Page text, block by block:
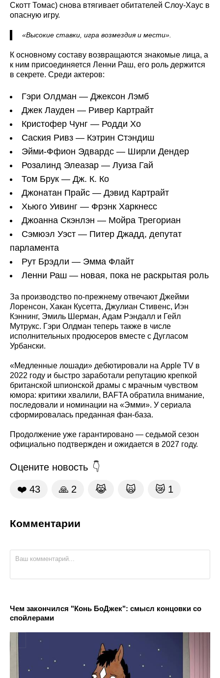
Скотт Томас) снова втягивает обитателей Слоу-Хаус в
опасную игру.
«Высокие ставки, игра возмездия и мести».
К основному составу возвращаются знакомые лица, а
к ним присоединяется Ленни Раш, его роль держится
в секрете. Среди актеров:
Гэри Олдман — Джексон Лэмб
Джек Лауден — Ривер Картрайт
Кристофер Чунг — Родди Хо
Саския Ривз — Кэтрин Стэндиш
Эйми-Ффион Эдвардс — Ширли Дендер
Розалинд Элеазар — Луиза Гай
Том Брук — Дж. К. Ко
Джонатан Прайс — Дэвид Картрайт
Хьюго Уивинг — Фрэнк Харкнесс
Джоанна Скэнлэн — Мойра Трегориан
Сэмюэл Уэст — Питер Джадд, депутат
парламента
Рут Брэдли — Эмма Флайт
Ленни Раш — новая, пока не раскрытая роль
За производство по-прежнему отвечают Джейми
Лоренсон, Хакан Кусетта, Джулиан Стивенс, Иэн
Кэннинг, Эмиль Шерман, Адам Рэндалл и Гейл
Мутрукс. Гэри Олдман теперь также в числе
исполнительных продюсеров вместе с Дугласом
Урбански.
«Медленные лошади» дебютировали на Apple TV в
2022 году и быстро заработали репутацию крепкой
британской шпионской драмы с мрачным чувством
юмора: критики хвалили, BAFTA обратила внимание,
последовали и номинации на «Эмми». У сериала
сформировалась преданная фан-база.
Продолжение уже гарантировано — седьмой сезон
официально подтвержден и ожидается в 2027 году.
Оцените новость
❤️ 43 🙏 2 😹 🙀 😿 1
Комментарии
Чем закончился "Конь БоДжек": смысл концовки со
спойлерами